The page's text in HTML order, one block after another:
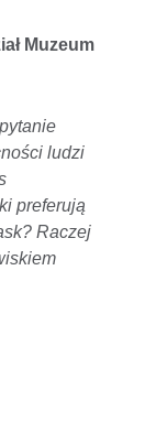
Muzeum
ludzi
preferują
Raczej